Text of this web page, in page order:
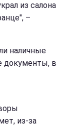
из салона
–
наличные
документы, в
из-за